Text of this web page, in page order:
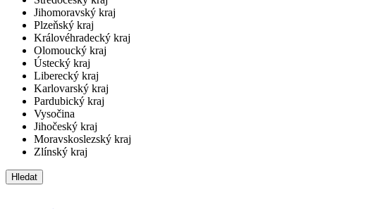
Jihomoravský kraj
Plzeňský kraj
Královéhradecký kraj
Olomoucký kraj
Ústecký kraj
Liberecký kraj
Karlovarský kraj
Pardubický kraj
Vysočina
Jihočeský kraj
Moravskoslezský kraj
Zlínský kraj
Hledat